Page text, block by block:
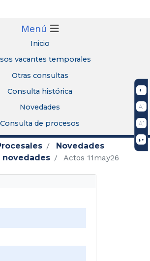
Menú
Inicio
vacantes temporales
Otras consultas
Consulta histórica
Novedades
Consulta de procesos
Novedades
novedades
Actos 11may26